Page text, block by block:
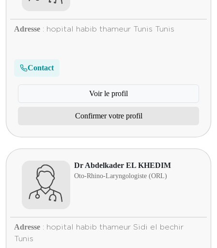
Adresse : hopital habib thameur Tunis Tunis
Contact
Voir le profil
Confirmer votre profil
Dr Abdelkader EL KHEDIM
Oto-Rhino-Laryngologiste (ORL)
Adresse : hopital habib thameur Sidi el bechir
Tunis